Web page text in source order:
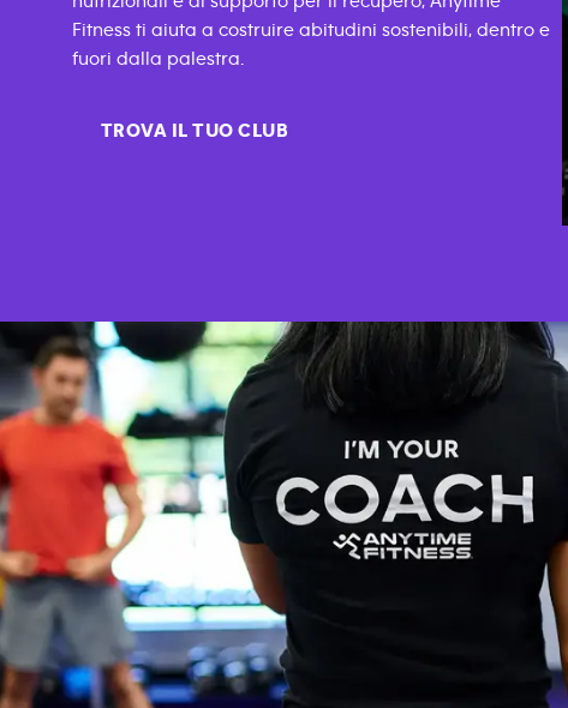
Fitness ti aiuta a costruire abitudini sostenibili, dentro e
fuori dalla palestra.
TROVA IL TUO CLUB